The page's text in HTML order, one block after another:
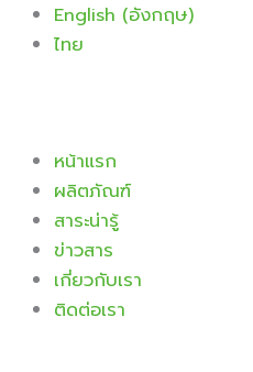
Skip
English (อังกฤษ)
ไทย
หน้าแรก
ผลิตภัณฑ์
สาระน่ารู้
ข่าวสาร
เกี่ยวกับเรา
ติดต่อเรา